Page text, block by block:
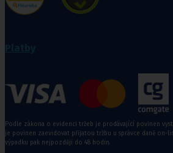
Podle zákona o evidenci tržeb je prodávající povinen
je povinen zaevidovat přijatou tržbu u správce daně on-
výpadku pak nejpozději do 48 hodin.